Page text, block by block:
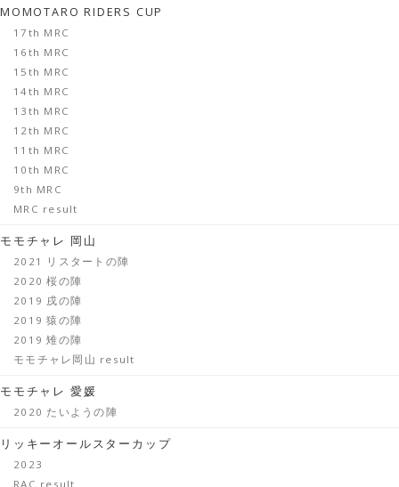
MOMOTARO RIDERS CUP
17th MRC
16th MRC
15th MRC
14th MRC
13th MRC
12th MRC
11th MRC
10th MRC
9th MRC
MRC result
モモチャレ 岡山
2021 リスタートの陣
2020 桜の陣
2019 戌の陣
2019 猿の陣
2019 雉の陣
モモチャレ岡山 result
モモチャレ 愛媛
2020 たいようの陣
リッキーオールスターカップ
2023
RAC result